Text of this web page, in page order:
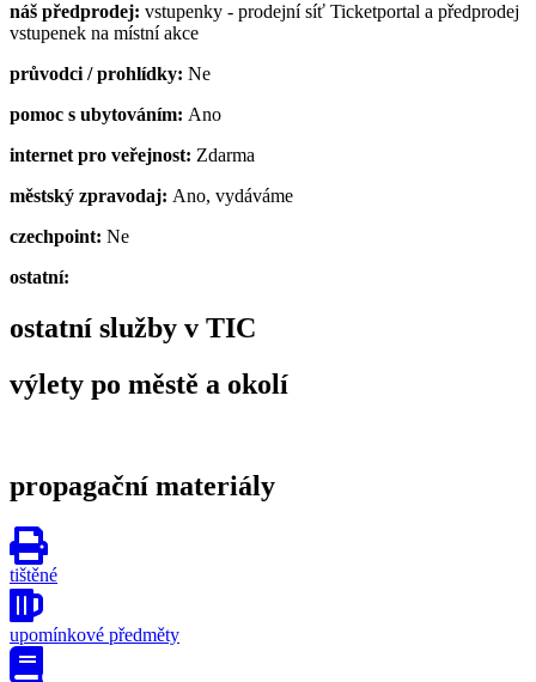
náš předprodej: vstupenky - prodejní síť Ticketportal a předprodej
vstupenek na místní akce
průvodci / prohlídky: Ne
pomoc s ubytováním: Ano
internet pro veřejnost: Zdarma
městský zpravodaj: Ano, vydáváme
czechpoint: Ne
ostatní:
ostatní služby v TIC
výlety po městě a okolí
propagační materiály
tištěné
upomínkové předměty